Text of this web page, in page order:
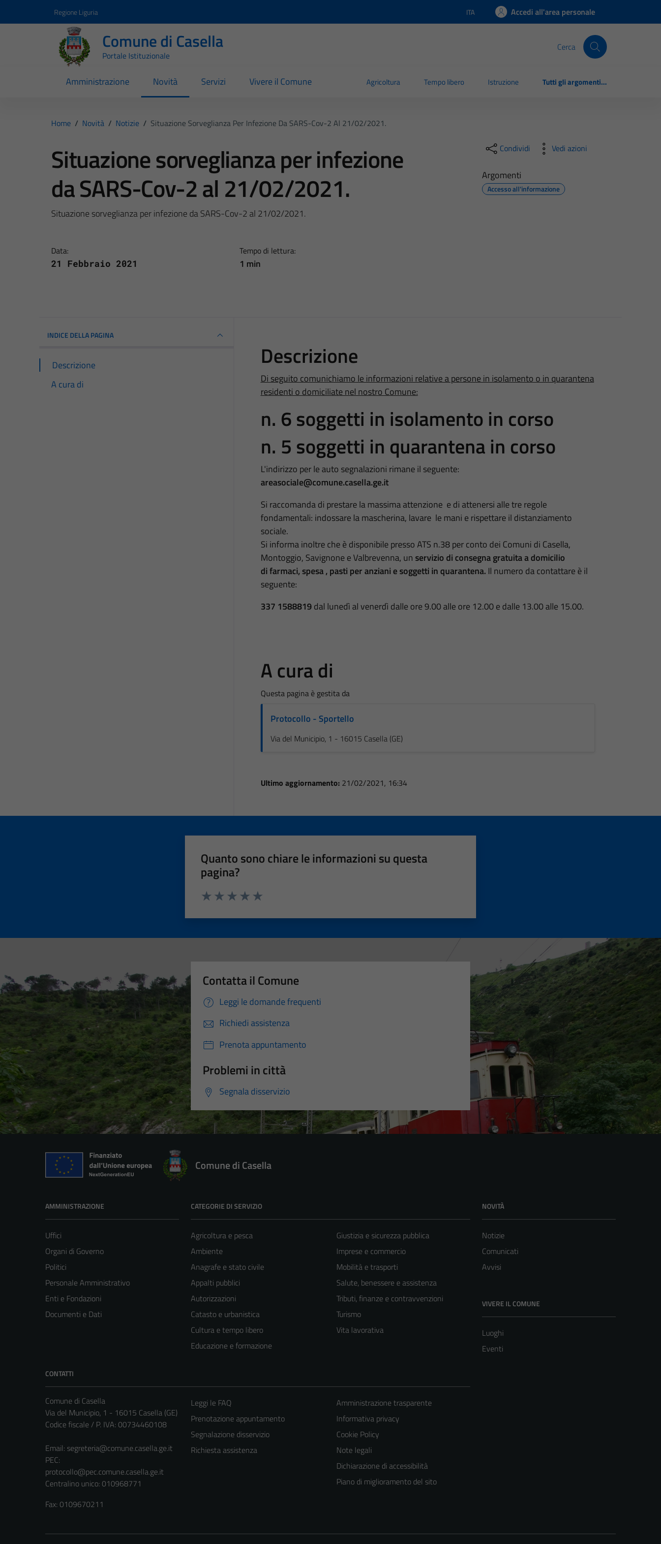
Regione Liguria Lingua attiva:
ITA Accedi all'area personale
Comune di Casella
Portale Istituzionale
Cerca
Amministrazione Novità Servizi Vivere il Comune Agricoltura Tempo libero Istruzione Tutti gli argomenti...
Home / Novità / Notizie / Situazione Sorveglianza Per Infezione Da SARS-Cov-2 Al 21/02/2021.
Situazione sorveglianza per infezione
da SARS-Cov-2 al 21/02/2021.
Situazione sorveglianza per infezione da SARS-Cov-2 al 21/02/2021.
Data:
21 Febbraio 2021
Tempo di lettura:
1 min
Condividi Vedi azioni
Argomenti
Accesso all'informazione
INDICE DELLA PAGINA
Descrizione
A cura di
Descrizione
Di seguito comunichiamo le informazioni relative a persone in isolamento o in quarantena
residenti o domiciliate nel nostro Comune:
n. 6 soggetti in isolamento in corso
n. 5 soggetti in quarantena in corso
L'indirizzo per le auto segnalazioni rimane il seguente:
areasociale@comune.casella.ge.it
Si raccomanda di prestare la massima attenzione e di attenersi alle tre regole
fondamentali: indossare la mascherina, lavare le mani e rispettare il distanziamento
sociale.
Si informa inoltre che è disponibile pressoATS n.38per conto dei Comuni di Casella,
Montoggio, Savignone e Valbrevenna, un servizio di consegna gratuita a domicilio
di farmaci, spesa , pasti per anziani e soggetti in quarantena. Il numero da contattare è il
seguente:
337 1588819dal lunedì al venerdì dalle ore 9.00 alle ore 12.00 e dalle 13.00 alle 15.00.
A cura di
Questa pagina è gestita da
Protocollo - Sportello
Via del Municipio, 1 - 16015 Casella (GE)
Ultimo aggiornamento: 21/02/2021, 16:34
Quanto sono chiare le informazioni su questa
pagina?
Contatta il Comune
Leggi le domande frequenti
Richiedi assistenza
Prenota appuntamento
Problemi in città
Segnala disservizio
Comune di Casella
AMMINISTRAZIONE
Uffici
Organi di Governo
Politici
Personale Amministrativo
Enti e Fondazioni
Documenti e Dati
CATEGORIE DI SERVIZIO
Agricoltura e pesca
Ambiente
Anagrafe e stato civile
Appalti pubblici
Autorizzazioni
Catasto e urbanistica
Cultura e tempo libero
Educazione e formazione
Giustizia e sicurezza pubblica
Imprese e commercio
Mobilità e trasporti
Salute, benessere e assistenza
Tributi, finanze e contravvenzioni
Turismo
Vita lavorativa
NOVITÀ
Notizie
Comunicati
Avvisi
VIVERE IL COMUNE
Luoghi
Eventi
CONTATTI
Comune di Casella
Via del Municipio, 1 - 16015 Casella (GE)
Codice fiscale / P. IVA: 00734460108
Email: segreteria@comune.casella.ge.it
PEC:
protocollo@pec.comune.casella.ge.it
Centralino unico: 010968771
Fax: 0109670211
Leggi le FAQ
Prenotazione appuntamento
Segnalazione disservizio
Richiesta assistenza
Amministrazione trasparente
Informativa privacy
Cookie Policy
Note legali
Dichiarazione di accessibilità
Piano di miglioramento del sito